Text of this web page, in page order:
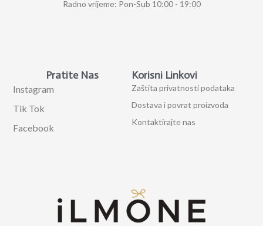
Korisni Linkovi
Zaštita privatnosti podataka
Dostava i povrat proizvoda
Kontaktirajte nas
Pratite Nas
Instagram
Tik Tok
Facebook
Radno vrijeme: Pon-Sub 10:00 - 19:00